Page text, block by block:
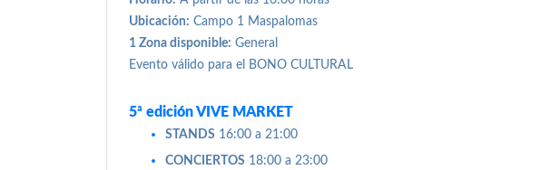
Ubicación: Campo 1 Maspalomas
1 Zona disponible: General
Evento válido para el BONO CULTURAL
5ª edición VIVE MARKET
STANDS 16:00 a 21:00
CONCIERTOS 18:00 a 23:00